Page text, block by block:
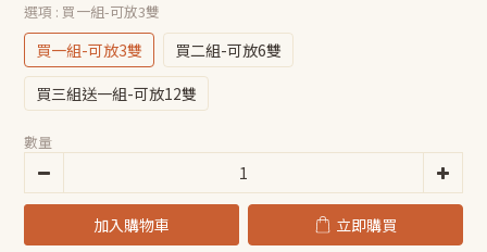
選項 : 買一組-可放3雙
買一組-可放3雙
買二組-可放6雙
買三組送一組-可放12雙
數量
加入購物車 立即購買